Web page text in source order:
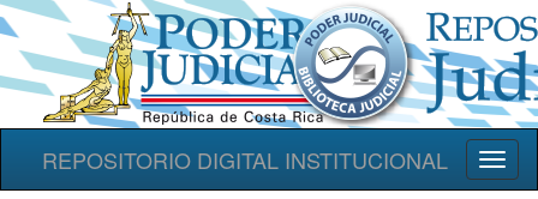
REPOSITORIO DIGITAL INSTITUCIONAL